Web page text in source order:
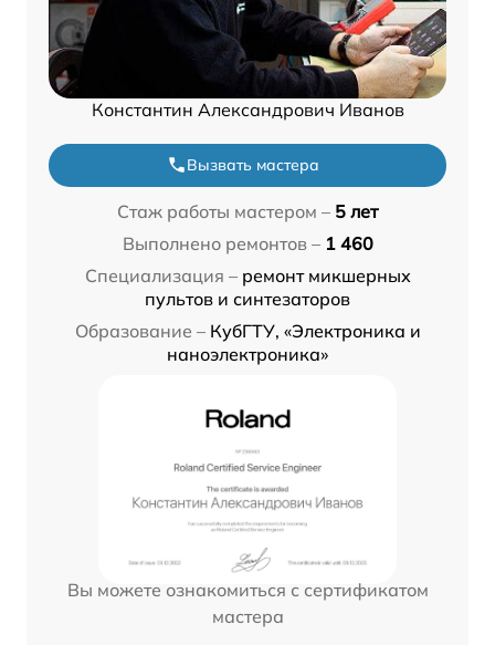
Константин Александрович Иванов
Вызвать мастера
Стаж работы мастером – 5 лет
Выполнено ремонтов – 1 460
Специализация – ремонт микшерных
пультов и синтезаторов
Образование – КубГТУ, «Электроника и
наноэлектроника»
Вы можете ознакомиться с сертификатом
мастера